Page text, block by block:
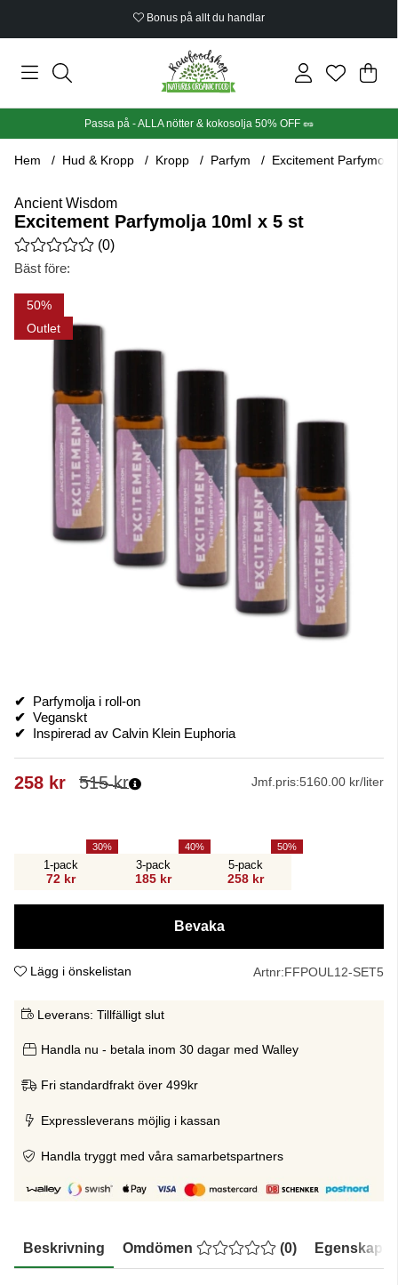
Bonus på allt du handlar
Din
.
Passa på - ALLA nötter & kokosolja 50% OFF 🥜
Hem Hud & Kropp Kropp Parfym Excitement
Ancient Wisdom
Excitement Parfymolja 10ml x 5 st
Medelbetyg 0 av 5 Antal betyg 0
(0)
Bäst före:
50
Outlet
Produktbilder Excitement Parfymolja 10ml x 5 st
✔
Parfymolja i roll-on
✔ Veganskt
✔
Inspirerad av Calvin Klein Euphoria
515kr
258 kr Jmf.pris:5160.00 kr/liter
1-pack
72 kr
30
3-pack
185 kr
40
5-pack
258 kr
50
Bevaka
Lägg i önskelistan Artnr:FFPOUL12-SET5
Leverans: Tillfälligt slut
Handla nu - betala inom 30 dagar med Walley
Fri standardfrakt över 499kr
Expressleverans möjlig i kassan
Handla tryggt med våra samarbetspartners
Beskrivning Omdömen (0) Egenskaper